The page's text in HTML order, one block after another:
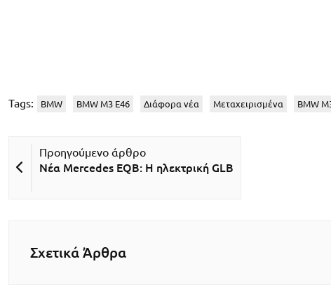
Tags: BMW BMW M3 E46 Διάφορα νέα Μεταχειρισμένα BMW
Νέα Mercedes EQB: Η ηλεκτρική GLB
Σχετικά Άρθρα